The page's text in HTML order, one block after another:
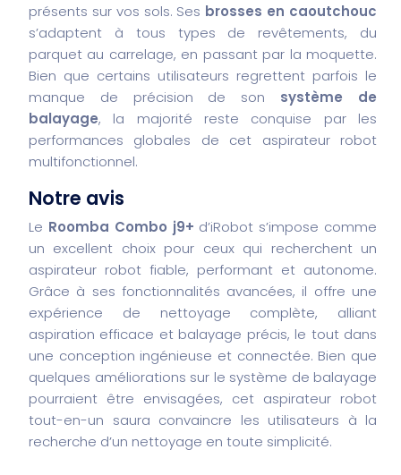
présents sur vos sols. Ses brosses en caoutchouc
s’adaptent à tous types de revêtements, du
parquet au carrelage, en passant par la moquette.
Bien que certains utilisateurs regrettent parfois le
manque de précision de son système de
balayage, la majorité reste conquise par les
performances globales de cet aspirateur robot
multifonctionnel.
Notre avis
Le Roomba Combo j9+ d’iRobot s’impose comme
un excellent choix pour ceux qui recherchent un
aspirateur robot fiable, performant et autonome.
Grâce à ses fonctionnalités avancées, il offre une
expérience de nettoyage complète, alliant
aspiration efficace et balayage précis, le tout dans
une conception ingénieuse et connectée. Bien que
quelques améliorations sur le système de balayage
pourraient être envisagées, cet aspirateur robot
tout-en-un saura convaincre les utilisateurs à la
recherche d’un nettoyage en toute simplicité.